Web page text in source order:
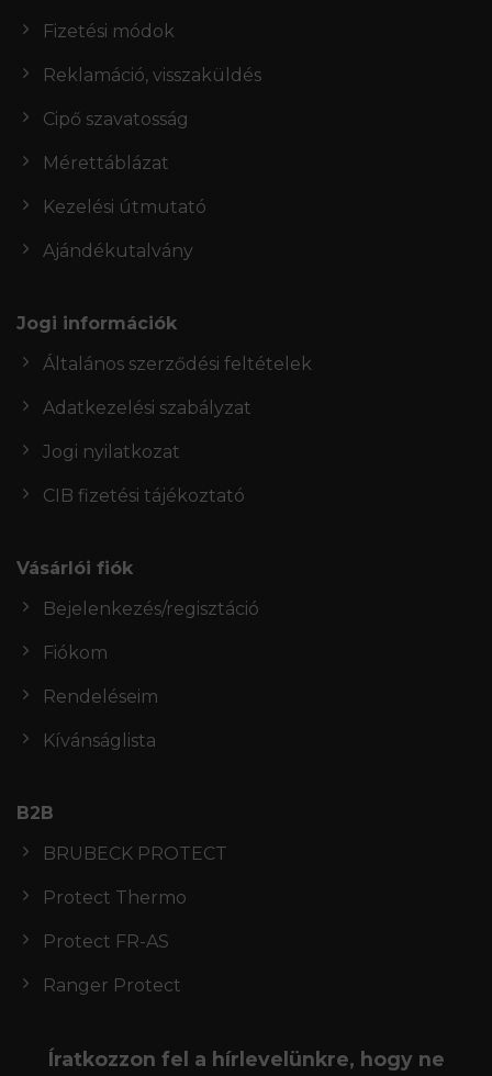
Fizetési módok
Reklamáció, visszaküldés
Cipő szavatosság
Mérettáblázat
Kezelési útmutató
Ajándékutalvány
Jogi információk
Általános szerződési feltételek
Adatkezelési szabályzat
Jogi nyilatkozat
CIB fizetési tájékoztató
Vásárlói fiók
Bejelenkezés/regisztáció
Fiókom
Rendeléseim
Kívánságlista
B2B
BRUBECK PROTECT
Protect Thermo
Protect FR-AS
Ranger Protect
Íratkozzon fel a hírlevelünkre, hogy ne